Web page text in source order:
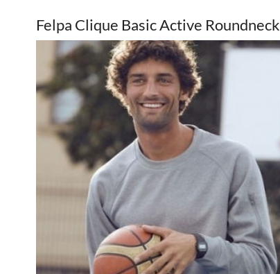
Felpa Clique Basic Active Roundneck